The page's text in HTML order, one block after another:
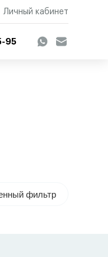
Личный кабинет
95
фильтр